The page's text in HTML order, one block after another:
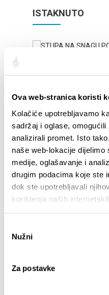
Ova web-stranica koristi
Kolačiće upotrebljavamo
sadržaj i oglase,
analizirali promet. Isto
naše web-lokacije
medije, oglašavanje i
drugim podacima koje ste
dok ste upotrebljavali
korištenja naših
pristanka
Nužni
Za postavke
ISTAKNUTO
STUPA NA SNAGU
INFORMACIJA –
BROJA